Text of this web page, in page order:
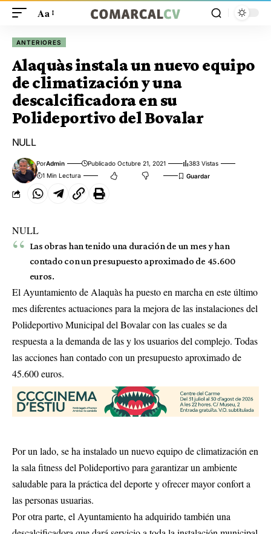
Aa
ANTERIORES
Alaquàs instala un nuevo equipo
de climatización y una
descalcificadora en su
Polideportivo del Bovalar
NULL
PorAdmin Publicado Octubre 21, 2021
383 Vistas
1 Min Lectura
NULL
Las obras han tenido una duración de un mes y han
contado con un presupuesto aproximado de 45.600
euros.
El Ayuntamiento de Alaquàs ha puesto en marcha en este último
mes diferentes actuaciones para la mejora de las instalaciones del
Polideportivo Municipal del Bovalar con las cuales se da
respuesta a la demanda de las y los usuarios del complejo. Todas
las acciones han contado con un presupuesto aproximado de
45.600 euros.
Por un lado, se ha instalado un nuevo equipo de climatización en
la sala fitness del Polideportivo para garantizar un ambiente
saludable para la práctica del deporte y ofrecer mayor confort a
las personas usuarias.
Por otra parte, el Ayuntamiento ha adquirido también una